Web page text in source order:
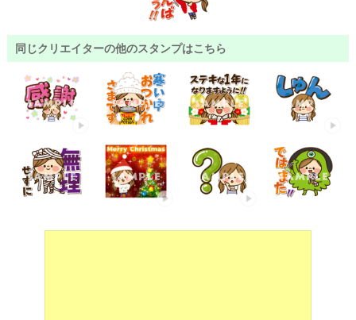
同じクリエイターの他のスタンプはこちら